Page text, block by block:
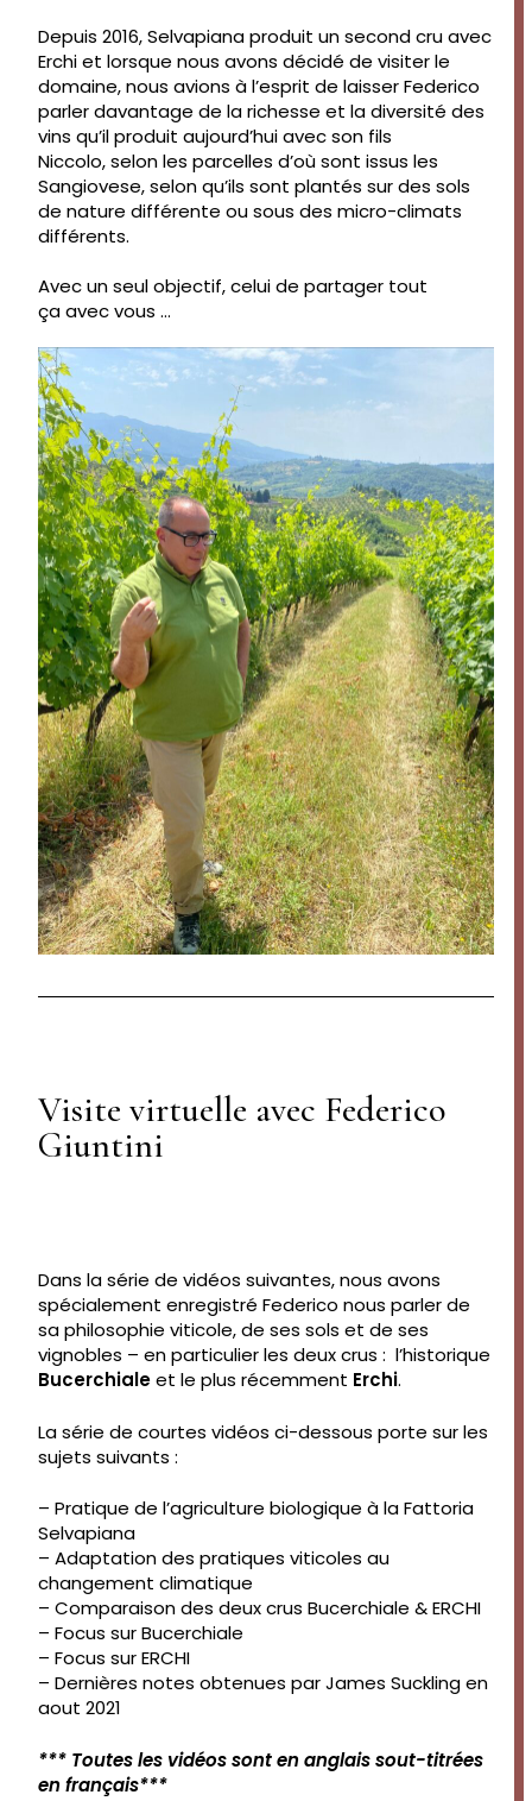
Depuis 2016, Selvapiana produit un second cru avec
Erchi et lorsque nous avons décidé de visiter le
domaine, nous avions à l’esprit de laisser Federico
parler davantage de la richesse et la diversité des
vins qu’il produit aujourd’hui avec son fils
Niccolo, selon les parcelles d’où sont issus les
Sangiovese, selon qu’ils sont plantés sur des sols
de nature différente ou sous des micro-climats
différents.
Avec un seul objectif, celui de partager tout
ça avec vous …
Visite virtuelle avec Federico
Giuntini
Dans la série de vidéos suivantes, nous avons
spécialement enregistré Federico nous parler de
sa philosophie viticole, de ses sols et de ses
vignobles – en particulier les deux crus : l’historique
Bucerchialeet le plus récemment Erchi.
La série de courtes vidéos ci-dessous porte sur les
sujets suivants :
– Pratique de l’agriculture biologique à la Fattoria
Selvapiana
– Adaptation des pratiques viticoles au
changement climatique
– Comparaison des deux crus Bucerchiale & ERCHI
– Focus sur Bucerchiale
– Focus sur ERCHI
– Dernières notes obtenues par James Suckling en
aout 2021
*** Toutes les vidéos sont en anglais sout-titrées
en français***